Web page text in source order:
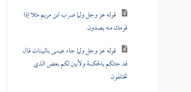
قوله عز وجل ولما ضرب ابن مريم مثلا إذا
قومك منه يصدون
قوله عز وجل ولما جاء عيسى بالبينات قال
قد جئتكم بالحكمة ولأبين لكم بعض الذي
تختلفون